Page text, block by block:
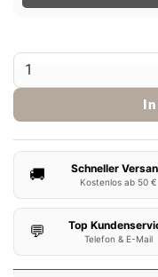
Riot Bar Edition
In
🚚 Schneller
Kostenlos ab 50 €
💬 Top
Telefon & E-Mail